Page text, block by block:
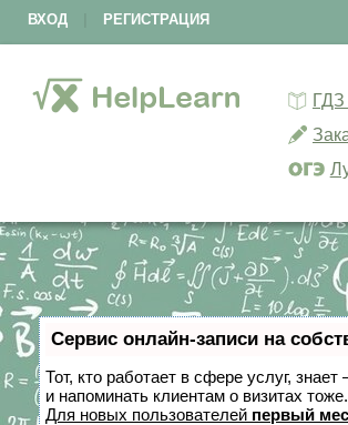
ВХОД РЕГИСТРАЦИЯ
Сервис онлайн-записи на
Тот, кто работает в сфере услуг,
и напоминать клиентам о визитах
Для новых пользователей первый